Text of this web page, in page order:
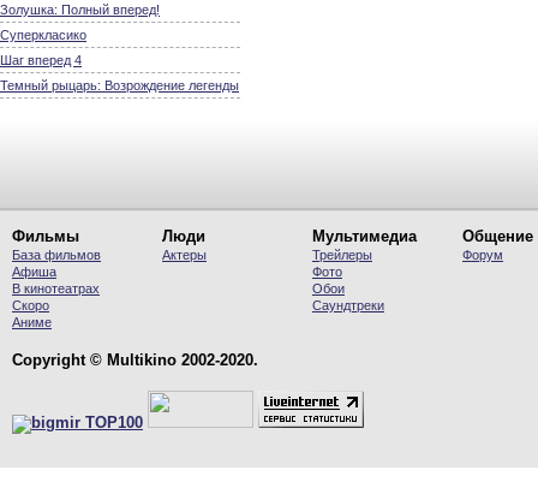
Золушка: Полный вперед!
Суперкласико
Шаг вперед 4
Темный рыцарь: Возрождение легенды
Фильмы
База фильмов
Афиша
В кинотеатрах
Скоро
Аниме
Люди
Актеры
Мультимедиа
Трейлеры
Фото
Обои
Саундтреки
Общение
Форум
Copyright © Multikino 2002-2020.